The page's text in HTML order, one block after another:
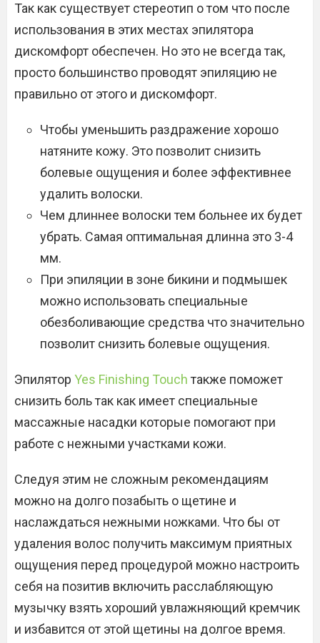
Так как существует стереотип о том что после
использования в этих местах эпилятора
дискомфорт обеспечен. Но это не всегда так,
просто большинство проводят эпиляцию не
правильно от этого и дискомфорт.
Чтобы уменьшить раздражение хорошо
натяните кожу. Это позволит снизить
болевые ощущения и более эффективнее
удалить волоски.
Чем длиннее волоски тем больнее их будет
убрать. Самая оптимальная длинна это 3-4
мм.
При эпиляции в зоне бикини и подмышек
можно использовать специальные
обезболивающие средства что значительно
позволит снизить болевые ощущения.
Эпилятор Yes Finishing Touchтакже поможет
снизить боль так как имеет специальные
массажные насадки которые помогают при
работе с нежными участками кожи.
Следуя этим не сложным рекомендациям
можно на долго позабыть о щетине и
наслаждаться нежными ножками. Что бы от
удаления волос получить максимум приятных
ощущения перед процедурой можно настроить
себя на позитив включить расслабляющую
музычку взять хороший увлажняющий кремчик
и избавится от этой щетины на долгое время.